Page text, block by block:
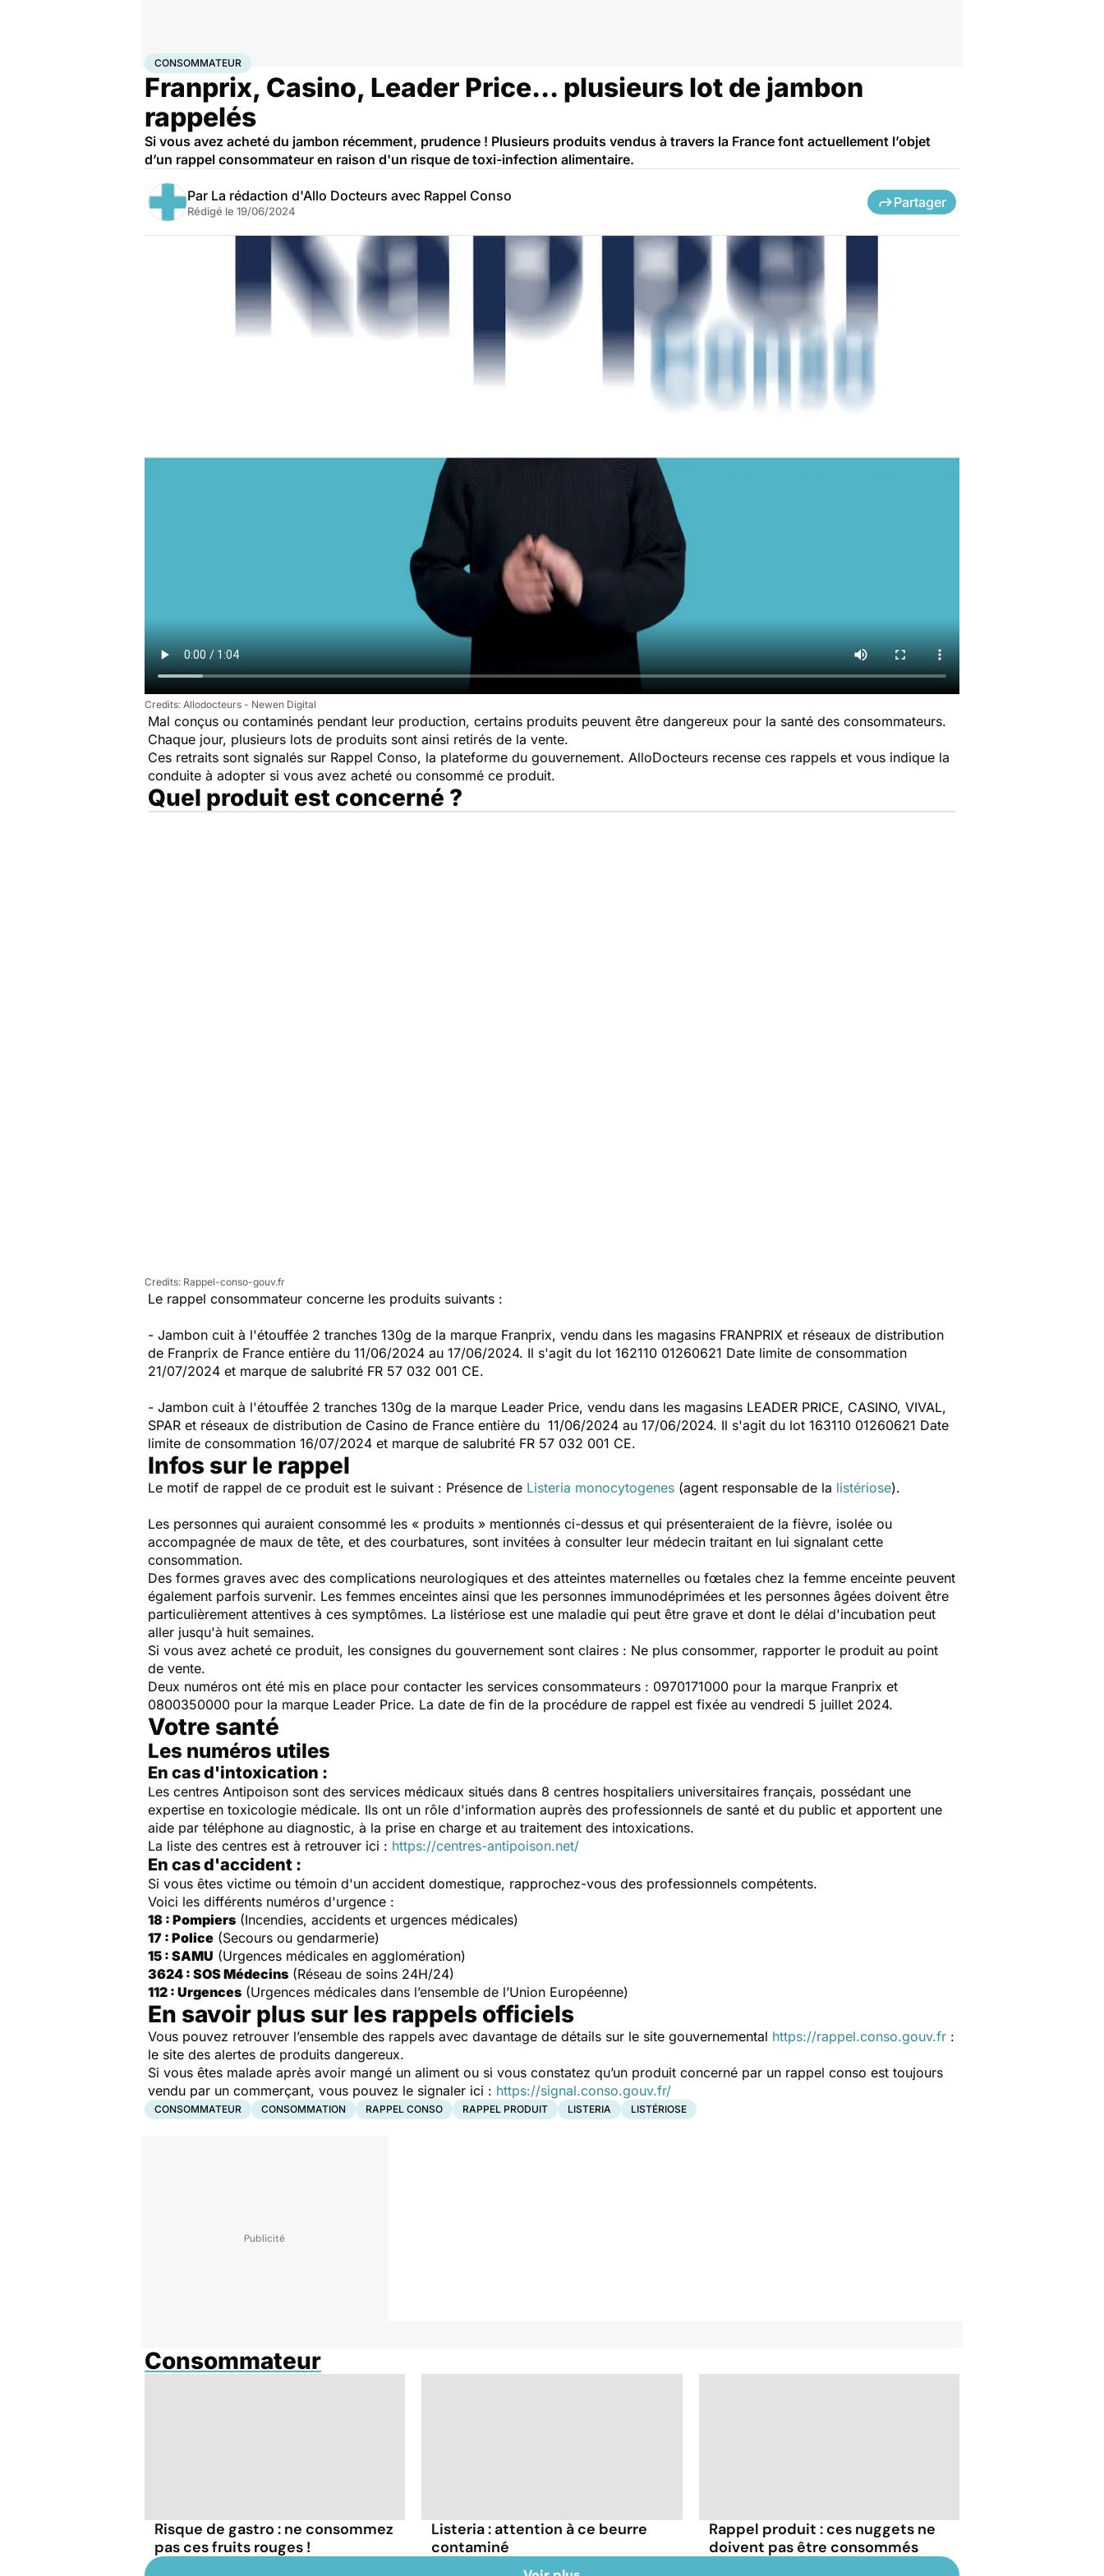
AccueilSantéConsommateur
CONSOMMATEUR
Franprix, Casino, Leader Price... plusieurs lot de jambon
rappelés
Si vous avez acheté du jambon récemment, prudence ! Plusieurs produits vendus à travers la France font actuellement l’objet
d’un rappel consommateur en raison d'un risque de toxi-infection alimentaire.
Par La rédaction d'Allo Docteurs avec Rappel Conso
Rédigé le 19/06/2024
Partager
Allodocteurs - Newen Digital
Mal conçus ou contaminés pendant leur production, certains produits peuvent être dangereux pour la santé des consommateurs.
Chaque jour, plusieurs lots de produits sont ainsi retirés de la vente.
Ces retraits sont signalés sur Rappel Conso, la plateforme du gouvernement. AlloDocteurs recense ces rappels et vous indique la
conduite à adopter si vous avez acheté ou consommé ce produit.
Quel produit est concerné ?
Rappel-conso-gouv.fr
Le rappel consommateur concerne les produits suivants :
- Jambon cuit à l'étouffée 2 tranches 130g de la marque Franprix, vendu dans les magasins FRANPRIX et réseaux de distribution
de Franprix de France entière du 11/06/2024 au 17/06/2024. Il s'agit du lot 162110 01260621 Date limite de consommation
21/07/2024 et marque de salubrité FR 57 032 001 CE.
- Jambon cuit à l'étouffée 2 tranches 130g de la marque Leader Price, vendu dans les magasins LEADER PRICE, CASINO, VIVAL,
SPAR et réseaux de distribution de Casino de France entière du 11/06/2024 au 17/06/2024. Il s'agit du lot 163110 01260621 Date
limite de consommation 16/07/2024 et marque de salubrité FR 57 032 001 CE.
Infos sur le rappel
Le motif de rappel de ce produit est le suivant : Présence de Listeria monocytogenes (agent responsable de la listériose).
Les personnes qui auraient consommé les « produits » mentionnés ci-dessus et qui présenteraient de la fièvre, isolée ou
accompagnée de maux de tête, et des courbatures, sont invitées à consulter leur médecin traitant en lui signalant cette
consommation.
Des formes graves avec des complications neurologiques et des atteintes maternelles ou fœtales chez la femme enceinte peuvent
également parfois survenir. Les femmes enceintes ainsi que les personnes immunodéprimées et les personnes âgées doivent être
particulièrement attentives à ces symptômes. La listériose est une maladie qui peut être grave et dont le délai d'incubation peut
aller jusqu'à huit semaines.
Si vous avez acheté ce produit, les consignes du gouvernement sont claires : Ne plus consommer, rapporter le produit au point
de vente.
Deux numéros ont été mis en place pour contacter les services consommateurs : 0970171000 pour la marque Franprix et
0800350000 pour la marque Leader Price. La date de fin de la procédure de rappel est fixée au vendredi 5 juillet 2024.
Votre santé
Les numéros utiles
En cas d'intoxication :
Les centres Antipoison sont des services médicaux situés dans 8 centres hospitaliers universitaires français, possédant une
expertise en toxicologie médicale. Ils ont un rôle d'information auprès des professionnels de santé et du public et apportent une
aide par téléphone au diagnostic, à la prise en charge et au traitement des intoxications.
La liste des centres est à retrouver ici : https://centres-antipoison.net/
En cas d'accident :
Si vous êtes victime ou témoin d'un accident domestique, rapprochez-vous des professionnels compétents.
Voici les différents numéros d'urgence :
18 : Pompiers (Incendies, accidents et urgences médicales)
17 : Police (Secours ou gendarmerie)
15 : SAMU (Urgences médicales en agglomération)
3624 : SOS Médecins (Réseau de soins 24H/24)
112 : Urgences (Urgences médicales dans l’ensemble de l’Union Européenne)
En savoir plus sur les rappels officiels
Vous pouvez retrouver l’ensemble des rappels avec davantage de détails sur le site gouvernemental https://rappel.conso.gouv.fr :
le site des alertes de produits dangereux.
Si vous êtes malade après avoir mangé un aliment ou si vous constatez qu’un produit concerné par un rappel conso est toujours
vendu par un commerçant, vous pouvez le signaler ici : https://signal.conso.gouv.fr/
CONSOMMATEUR CONSOMMATION RAPPEL CONSO RAPPEL PRODUIT LISTERIA LISTÉRIOSE
Consommateur
Risque de gastro : ne consommez
pas ces fruits rouges !
Listeria : attention à ce beurre
contaminé
Rappel produit : ces nuggets ne
doivent pas être consommés